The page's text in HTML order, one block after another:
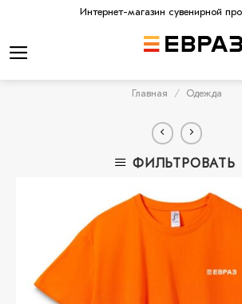
content
Интернет-магазин сувенирной
Главная / Одежда
ФИЛЬТРОВАТЬ